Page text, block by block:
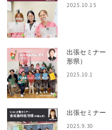
2025.10.15
出張セミナー
形県）
2025.10.1
出張セミナー
2025.9.30